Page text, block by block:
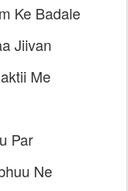
Ke Badale
Jiivan
Me
Par
Ne